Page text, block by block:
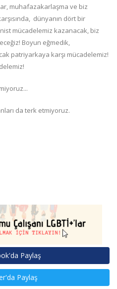
muhafazakarlaşma ve biz
dünyanın dört bir
mücadelemiz kazanacak, biz
Boyun eğmedik,
patriyarkaya karşı mücadelemiz!
da terk etmiyoruz.
Paylaş
Paylaş